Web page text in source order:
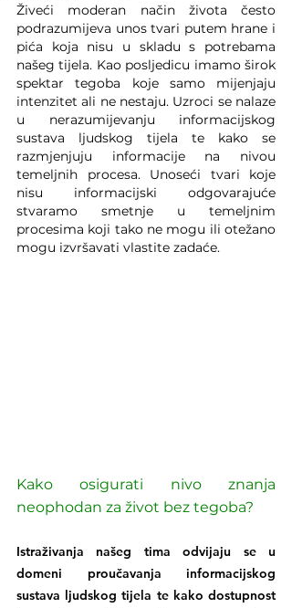
Živeći moderan način života često
podrazumijeva unos tvari putem hrane i
pića koja nisu u skladu s potrebama
našeg tijela. Kao posljedicu imamo širok
spektar tegoba koje samo mijenjaju
intenzitet ali ne nestaju. Uzroci se nalaze
u nerazumijevanju informacijskog
sustava ljudskog tijela te kako se
razmjenjuju informacije na nivou
temeljnih procesa. Unoseći tvari koje
nisu informacijski odgovarajuće
stvaramo smetnje u temeljnim
procesima koji tako ne mogu ili otežano
mogu izvršavati vlastite zadaće.
Kako osigurati nivo znanja
neophodan za život bez tegoba?
Istraživanja našeg tima odvijaju se u
domeni proučavanja informacijskog
sustava ljudskog tijela te kako dostupnost